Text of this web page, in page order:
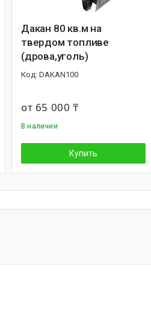
Дакан 80 кв.м на
твердом топливе
(дрова,уголь)
DAKAN100
от 65 000 ₸
В наличии
Купить